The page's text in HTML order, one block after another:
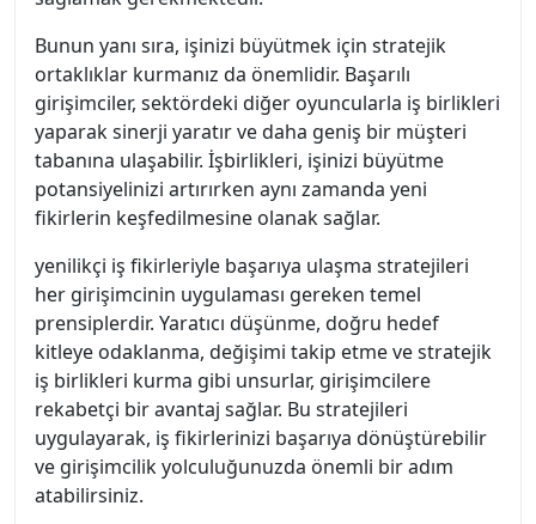
Bunun yanı sıra, işinizi büyütmek için stratejik
ortaklıklar kurmanız da önemlidir. Başarılı
girişimciler, sektördeki diğer oyuncularla iş birlikleri
yaparak sinerji yaratır ve daha geniş bir müşteri
tabanına ulaşabilir. İşbirlikleri, işinizi büyütme
potansiyelinizi artırırken aynı zamanda yeni
fikirlerin keşfedilmesine olanak sağlar.
yenilikçi iş fikirleriyle başarıya ulaşma stratejileri
her girişimcinin uygulaması gereken temel
prensiplerdir. Yaratıcı düşünme, doğru hedef
kitleye odaklanma, değişimi takip etme ve stratejik
iş birlikleri kurma gibi unsurlar, girişimcilere
rekabetçi bir avantaj sağlar. Bu stratejileri
uygulayarak, iş fikirlerinizi başarıya dönüştürebilir
ve girişimcilik yolculuğunuzda önemli bir adım
atabilirsiniz.